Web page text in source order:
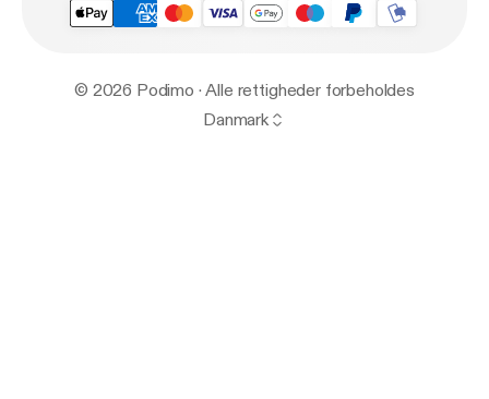
© 2026 Podimo · Alle rettigheder forbeholdes
Danmark